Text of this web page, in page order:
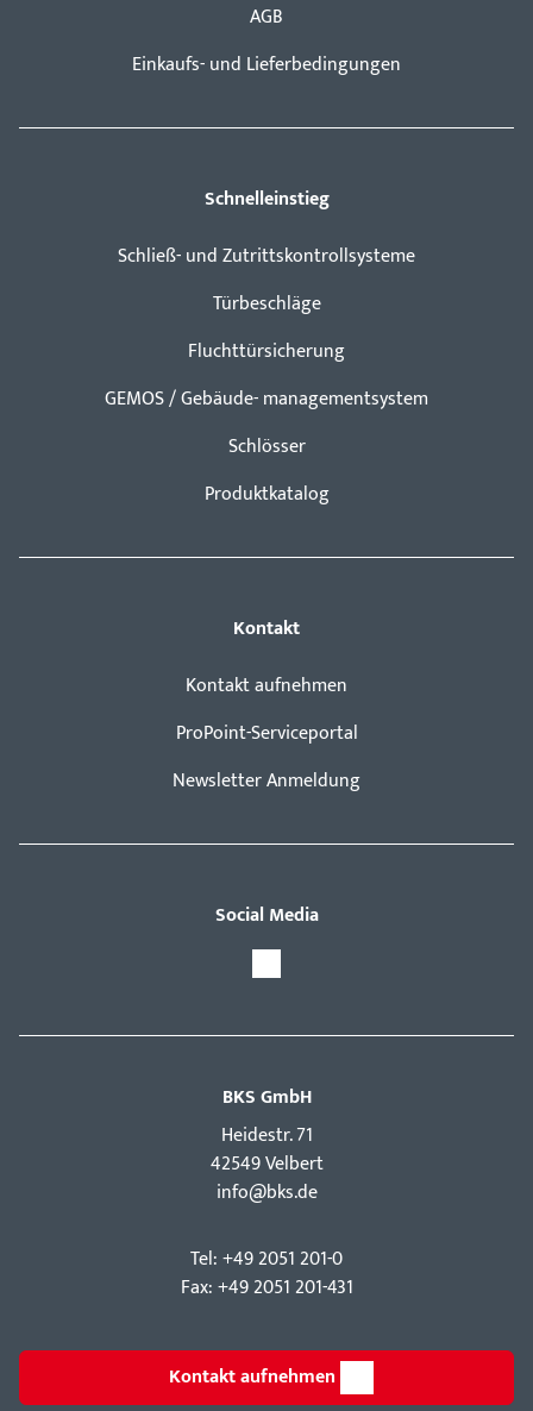
AGB
Einkaufs- und Lieferbedingungen
Schnelleinstieg
Schließ- und Zutrittskontrollsysteme
Türbeschläge
Fluchttürsicherung
GEMOS / Gebäude- managementsystem
Schlösser
Produktkatalog
Kontakt
Kontakt aufnehmen
ProPoint-Serviceportal
Newsletter Anmeldung
Social Media
BKS GmbH
Hei­destr. 71
42549 Velbert
info@bks.de
Tel: +49 2051 201-0
Fax: +49 2051 201-431
Kontakt aufnehmen